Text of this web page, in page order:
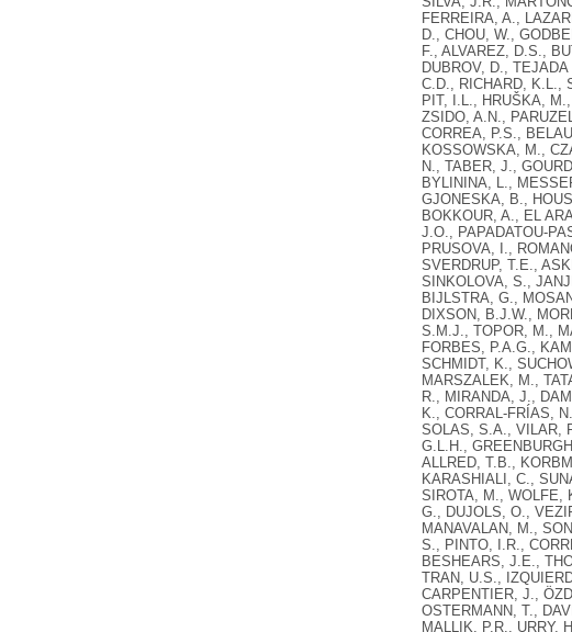
FERREIRA, A.,
D., CHOU, W.,
F., ALVAREZ, D.S.,
DUBROV, D.,
C.D., RICHARD, K.L.,
PIT, I.L., HRUŠKA,
ZSIDO, A.N.,
CORREA, P.S.,
KOSSOWSKA, M.,
N., TABER, J.,
BYLININA, L.,
GJONESKA, B.,
BOKKOUR, A., EL
J.O., PAPADATOU-
PRUSOVA, I.,
SVERDRUP, T.E.,
SINKOLOVA, S.,
BIJLSTRA, G.,
DIXSON, B.J.W.,
S.M.J., TOPOR, M.,
FORBES, P.A.G.,
SCHMIDT, K.,
MARSZALEK, M.,
R., MIRANDA, J.,
K., CORRAL-FRÍAS,
SOLAS, S.A., VILAR,
G.L.H.,
ALLRED, T.B.,
KARASHIALI, C.,
SIROTA, M., WOLFE,
G., DUJOLS, O.,
MANAVALAN, M.,
S., PINTO, I.R.,
BESHEARS, J.E.,
TRAN, U.S.,
CARPENTIER, J.,
OSTERMANN, T.,
MALLIK, P.R., URRY,